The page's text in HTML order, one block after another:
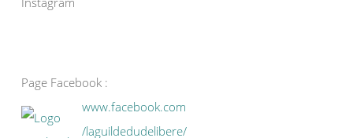
Page Facebook :
www.facebook.com
/laguildedudelibere/